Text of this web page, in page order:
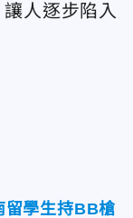
人逐步陷入
留學生持BB槍